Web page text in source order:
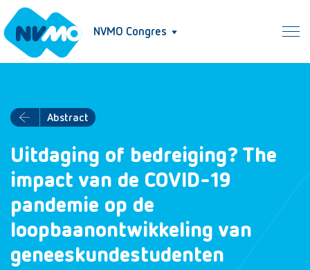
NVMO Congres
Abstract
Uitdaging of bedreiging? The
impact van de COVID-19
pandemie op de
loopbaanontwikkeling van
geneeskundestudenten